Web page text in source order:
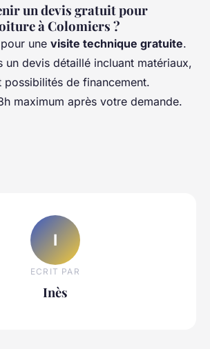
un devis gratuit pour
à Colomiers ?
une visite technique gratuite.
un devis détaillé incluant matériaux,
de financement.
maximum après votre demande.
I
ECRIT PAR
Inès